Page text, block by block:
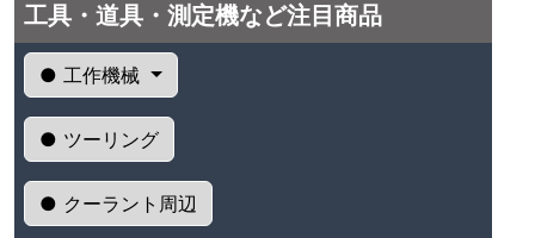
工具・道具・測定機など注目商品
● 工作機械
● ツーリング
● クーラント周辺